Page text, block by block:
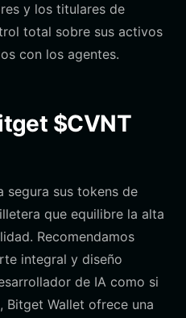
y los titulares de
total sobre sus activos
con los agentes.
$CVNT
segura sus tokens de
que equilibre la alta
Recomendamos
integral y diseño
de IA como si
Bitget Wallet ofrece una